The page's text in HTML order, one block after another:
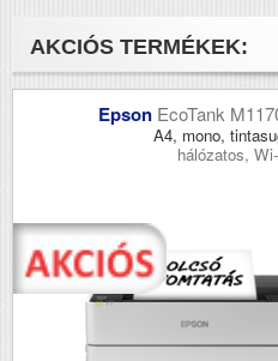
AKCIÓS TERMÉKEK:
Epson EcoTank
A4, mono,
hálózatos,